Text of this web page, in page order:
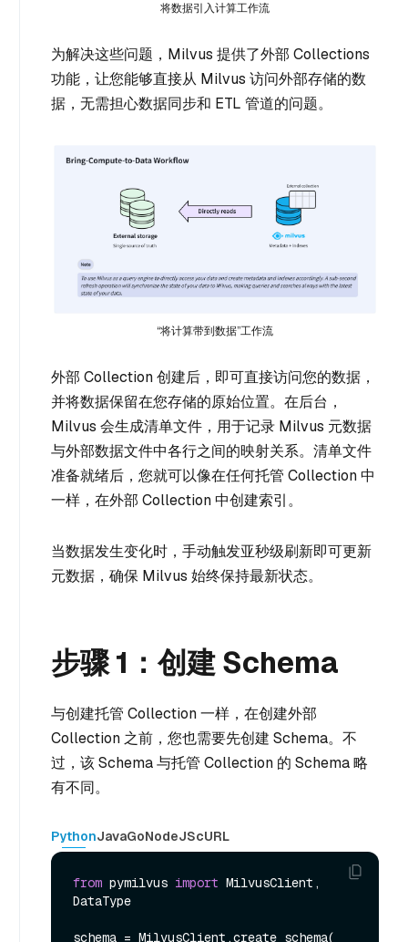
将数据引入计算工作流
为解决这些问题，Milvus 提供了外部 Collections
功能，让您能够直接从 Milvus 访问外部存储的数
据，无需担心数据同步和 ETL 管道的问题。
“将计算带到数据”工作流
外部 Collection 创建后，即可直接访问您的数据，
并将数据保留在您存储的原始位置。在后台，
Milvus 会生成清单文件，用于记录 Milvus 元数据
与外部数据文件中各行之间的映射关系。清单文件
准备就绪后，您就可以像在任何托管 Collection 中
一样，在外部 Collection 中创建索引。
当数据发生变化时，手动触发亚秒级刷新即可更新
元数据，确保 Milvus 始终保持最新状态。
步骤 1：创建 Schema
与创建托管 Collection 一样，在创建外部
Collection 之前，您也需要先创建 Schema。不
过，该 Schema 与托管 Collection 的 Schema 略
有不同。
PythonJavaGoNodeJScURL
from pymilvus import MilvusClient,
DataType
schema = MilvusClient.create_schema(